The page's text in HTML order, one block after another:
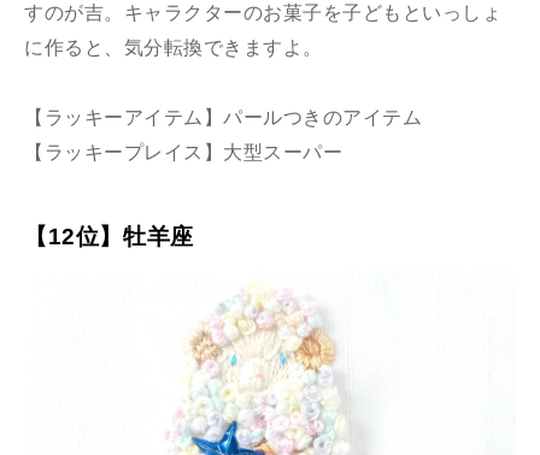
すのが吉。キャラクターのお菓子を子どもといっしょ
に作ると、気分転換できますよ。
【ラッキーアイテム】パールつきのアイテム
【ラッキープレイス】大型スーパー
【12位】牡羊座